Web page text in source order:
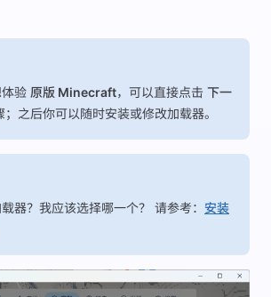
验 原版 Minecraft，可以直接点击 下一
；之后你可以随时安装或修改加载器。
器？我应该选择哪一个？ 请参考： 安装